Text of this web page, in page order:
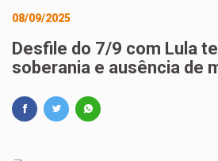
08/09/2025
Desfile do 7/9 com Lula
soberania e ausência de